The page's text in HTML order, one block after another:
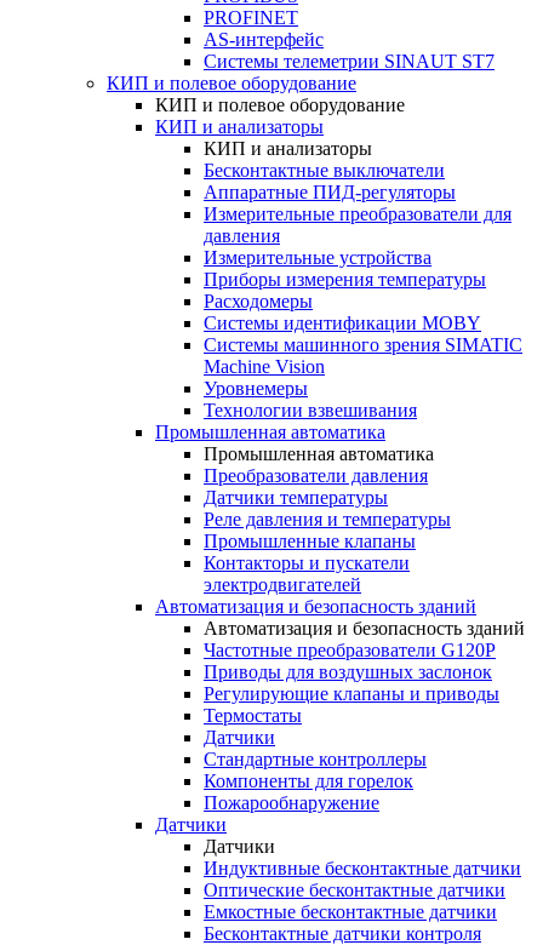
PROFINET
AS-интерфейс
Системы телеметрии SINAUT ST7
КИП и полевое оборудование
КИП и полевое оборудование
КИП и анализаторы
КИП и анализаторы
Бесконтактные выключатели
Аппаратные ПИД-регуляторы
Измерительные преобразователи для
давления
Измерительные устройства
Приборы измерения температуры
Расходомеры
Системы идентификации MOBY
Системы машинного зрения SIMATIC
Machine Vision
Уровнемеры
Технологии взвешивания
Промышленная автоматика
Промышленная автоматика
Преобразователи давления
Датчики температуры
Реле давления и температуры
Промышленные клапаны
Контакторы и пускатели
электродвигателей
Автоматизация и безопасность зданий
Автоматизация и безопасность зданий
Частотные преобразователи G120P
Приводы для воздушных заслонок
Регулирующие клапаны и приводы
Термостаты
Датчики
Стандартные контроллеры
Компоненты для горелок
Пожарообнаружение
Датчики
Датчики
Индуктивные бесконтактные датчики
Оптические бесконтактные датчики
Емкостные бесконтактные датчики
Бесконтактные датчики контроля